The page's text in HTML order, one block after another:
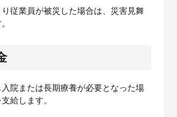
従業員が被災した場合は、災害見舞
院または長期療養が必要となった場
給します。